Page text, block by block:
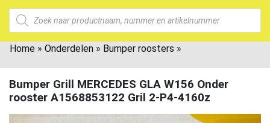
Home » Onderdelen » Bumper roosters »
Bumper Grill MERCEDES GLA W156 Onder
rooster A1568853122 Gril 2-P4-4160z